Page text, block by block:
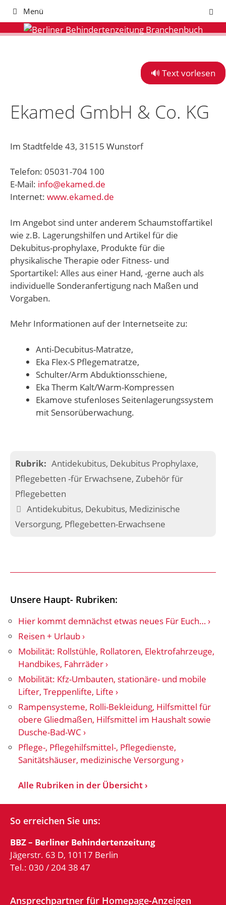
Zum
springen
Menü
🔊 Text vorlesen
Ekamed GmbH & Co. KG
Im Stadtfelde 43, 31515 Wunstorf
Telefon: 05031-704 100
E-Mail: info@ekamed.de
Internet: www.ekamed.de
Im Angebot sind unter anderem Schaumstoffartikel
wie z.B. Lagerungshilfen und Artikel für die
Dekubitus-prophylaxe, Produkte für die
physikalische Therapie oder Fitness- und
Sportartikel: Alles aus einer Hand, -gerne auch als
individuelle Sonderanfertigung nach Maßen und
Vorgaben.
Mehr Informationen auf der Internetseite zu:
Anti-Decubitus-Matratze,
Eka Flex-S Pflegematratze,
Schulter/Arm Abduktionsschiene,
Eka Therm Kalt/Warm-Kompressen
Ekamove stufenloses Seitenlagerungssystem
mit Sensorüberwachung.
Kategorien
Antidekubitus, Dekubitus Prophylaxe,
Pflegebetten -für Erwachsene, Zubehör für
Pflegebetten
Schlagwörter
Antidekubitus, Dekubitus, Medizinische
Versorgung, Pflegebetten-Erwachsene
Unsere Haupt- Rubriken:
Hier kommt demnächst etwas neues Für Euch…
Reisen + Urlaub
Mobilität: Rollstühle, Rollatoren, Elektrofahrzeuge,
Handbikes, Fahrräder
Mobilität: Kfz-Umbauten, stationäre- und mobile
Lifter, Treppenlifte, Lifte
Rampensysteme, Rolli-Bekleidung, Hilfsmittel für
obere Gliedmaßen, Hilfsmittel im Haushalt sowie
Dusche-Bad-WC
Pflege-, Pflegehilfsmittel-, Pflegedienste,
Sanitätshäuser, medizinische Versorgung
Alle Rubriken in der Übersicht
So erreichen Sie uns:
BBZ – Berliner Behindertenzeitung
Jägerstr. 63 D, 10117 Berlin
Tel.: 030 / 204 38 47
Ansprechpartner für Homepage-Anzeigen